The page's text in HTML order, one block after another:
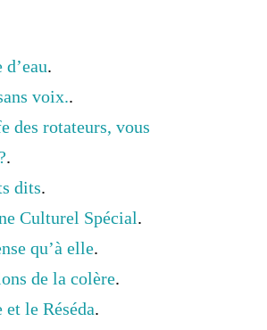
.
voix..
rotateurs, vous
.
dits.
Culturel Spécial.
qu’à elle.
de la colère.
le Réséda.